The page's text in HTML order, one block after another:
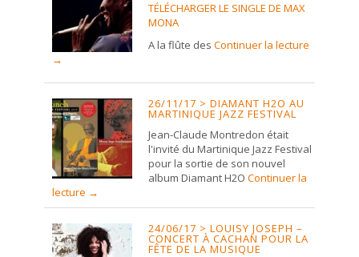
TÉLÉCHARGER LE SINGLE DE MAX
MONA
A la flûte des Continuer la lecture
→
26/11/17 > DIAMANT H2O AU
MARTINIQUE JAZZ FESTIVAL
Jean-Claude Montredon était
l'invité du Martinique Jazz Festival
pour la sortie de son nouvel
album Diamant H2O Continuer la
lecture →
24/06/17 > LOUISY JOSEPH –
CONCERT À CACHAN POUR LA
FÊTE DE LA MUSIQUE